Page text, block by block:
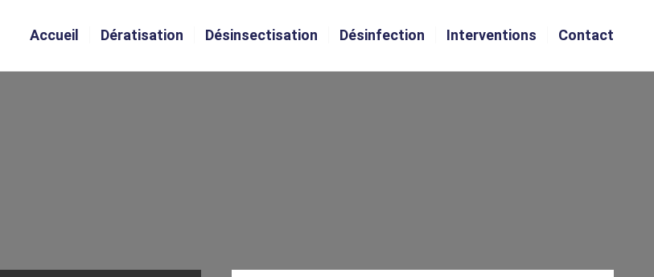
Accueil Dératisation Désinsectisation Désinfection Interventions Contact